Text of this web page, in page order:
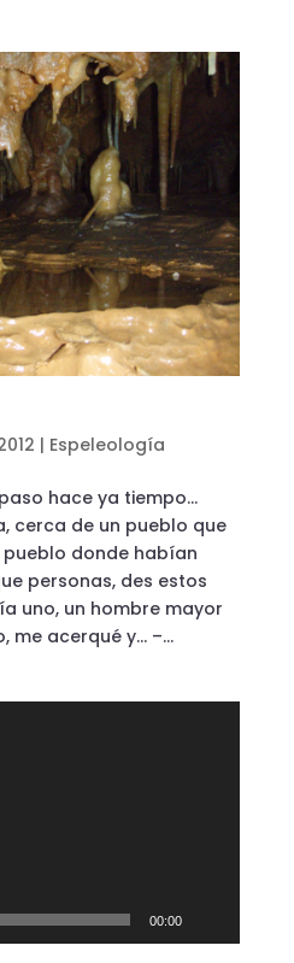
| Espeleología
hace ya tiempo…
cerca de un pueblo que
pueblo donde habían
personas, des estos
uno, un hombre mayor
me acerqué y… –...
00:00